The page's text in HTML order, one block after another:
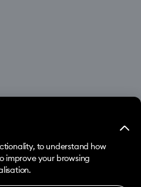
to understand how
improve your browsing